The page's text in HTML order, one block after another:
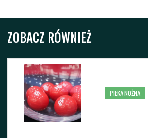
ZOBACZ RÓWNIEŻ
PIŁKA NOŻNA